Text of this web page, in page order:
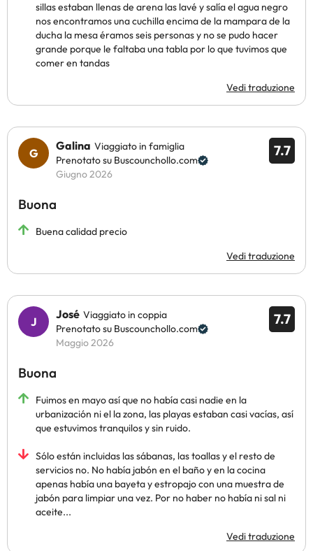
sillas estaban llenas de arena las lavé y salía el agua negro
nos encontramos una cuchilla encima de la mampara de la
ducha la mesa éramos seis personas y no se pudo hacer
grande porque le faltaba una tabla por lo que tuvimos que
comer en tandas
Vedi traduzione
7.7
Galina Viaggiato in famiglia
Prenotato su Buscounchollo.com
Giugno 2026
Buona
Buena calidad precio
Vedi traduzione
7.7
José Viaggiato in coppia
Prenotato su Buscounchollo.com
Maggio 2026
Buona
Fuimos en mayo así que no había casi nadie en la
urbanización ni el la zona, las playas estaban casi vacías, así
que estuvimos tranquilos y sin ruido.
Sólo están incluidas las sábanas, las toallas y el resto de
servicios no. No había jabón en el baño y en la cocina
apenas había una bayeta y estropajo con una muestra de
jabón para limpiar una vez. Por no haber no había ni sal ni
aceite...
Vedi traduzione